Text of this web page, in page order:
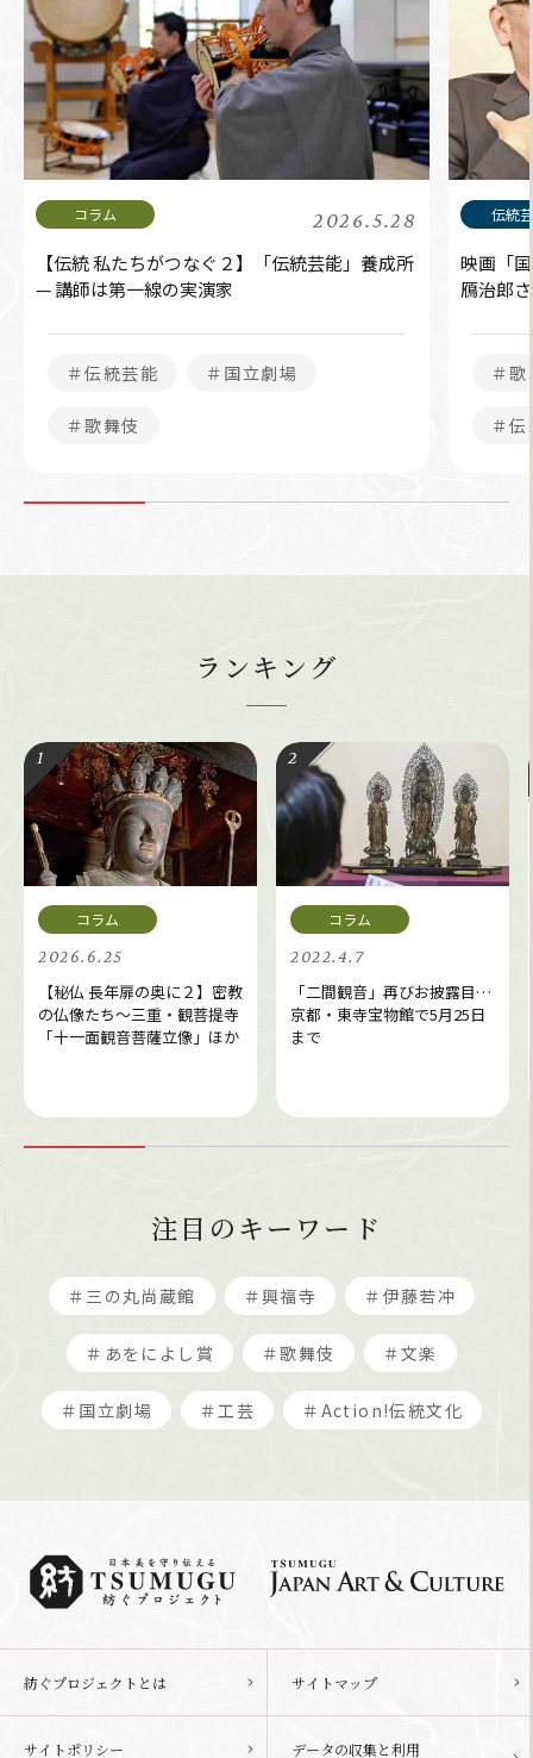
2026.5.28
【伝統 私たちがつなぐ２】「伝統芸能」養成所
— 講師は第一線の実演家
＃伝統芸能 ＃国立劇場
＃歌舞伎
映画「
鴈治郎
＃
＃
ランキング
2026.6.25
【秘仏 長年扉の奥に２】密教
の仏像たち～三重・観菩提寺
「十一面観音菩薩立像」ほか
2022.4.7
「二間観音」再びお披露目…
京都・東寺宝物館で5月25日
まで
注目のキーワード
＃三の丸尚蔵館 ＃興福寺 ＃伊藤若冲
＃あをによし賞 ＃歌舞伎 ＃文楽
＃国立劇場 ＃工芸 ＃Action!伝統文化
紡ぐプロジェクトとは サイトマップ
サイトポリシー
データの収集と利用